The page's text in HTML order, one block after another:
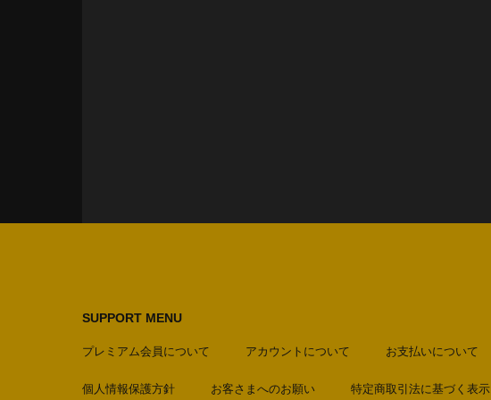
SUPPORT MENU
プレミアム会員について アカウントについて お支払いについて
個人情報保護方針 お客さまへのお願い 特定商取引法に基づく表示